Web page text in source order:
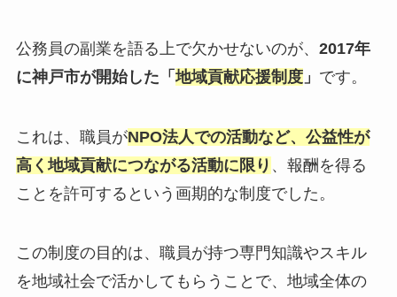
公務員の副業を語る上で欠かせないのが、 2017年
に神戸市が開始した「地域貢献応援制度」 です。
これは、職員がNPO法人での活動など、公益性が
高く地域貢献につながる活動に限り 、報酬を得る
ことを許可するという画期的な制度でした。
この制度の目的は、職員が持つ専門知識やスキル
を地域社会で活かしてもらうことで、地域全体の